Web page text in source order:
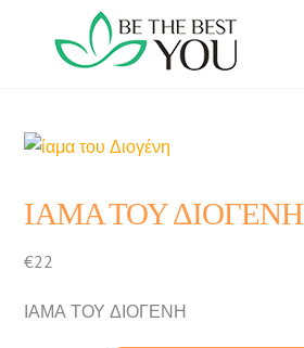
ΙΑΜΑ ΤΟΥ ΔΙΟΓΕΝΗ
€22
ΙΑΜΑ ΤΟΥ ΔΙΟΓΕΝΗ